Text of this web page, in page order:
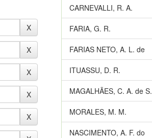
CARNEVALLI, R. A.
FARIA, G. R.
FARIAS NETO, A. L. de
ITUASSU, D. R.
MAGALHÃES, C. A. de S.
MORALES, M. M.
NASCIMENTO, A. F. do